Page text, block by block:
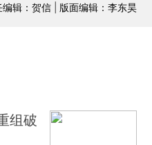
编辑：贺信 | 版面编辑：李东昊
组破